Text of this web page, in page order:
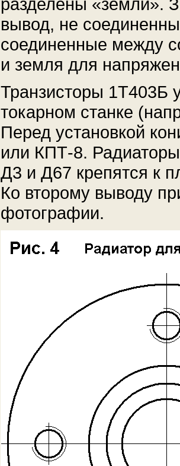
разделены «земли».
вывод, не
соединенные между
и земля для
Транзисторы 1Т403Б
токарном станке
Перед установкой
или КПТ-8.
Д3 и Д67 крепятся к
Ко второму выводу
фотографии.